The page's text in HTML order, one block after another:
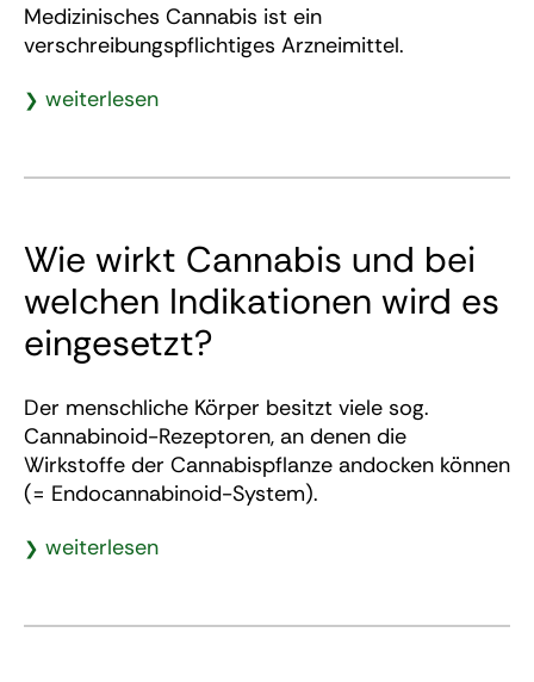
Medizinisches Cannabis ist ein
verschreibungspflichtiges Arzneimittel.
weiterlesen
Wie wirkt Cannabis und bei
welchen Indikationen wird es
eingesetzt?
Der menschliche Körper besitzt viele sog.
Cannabinoid-Rezeptoren, an denen die
Wirkstoffe der Cannabispflanze andocken können
(= Endocannabinoid-System).
weiterlesen